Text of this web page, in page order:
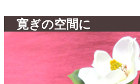
寛ぎの空間に